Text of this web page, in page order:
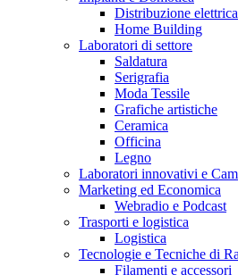
Distribuzione elettrica
Home Building
Laboratori di settore
Saldatura
Serigrafia
Moda Tessile
Grafiche artistiche
Ceramica
Officina
Legno
Laboratori innovativi e
Marketing ed Economica
Webradio e Podcast
Trasporti e logistica
Logistica
Tecnologie e Tecniche di
Filamenti e accessori